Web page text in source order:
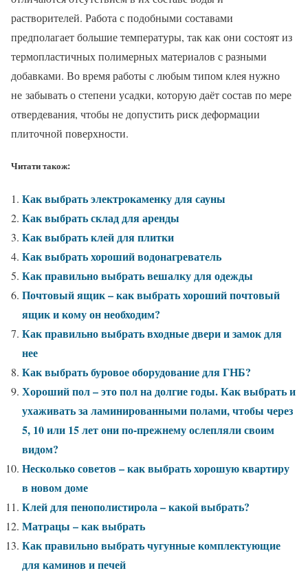
растворителей. Работа с подобными составами
предполагает большие температуры, так как они состоят из
термопластичных полимерных материалов с разными
добавками. Во время работы с любым типом клея нужно
не забывать о степени усадки, которую даёт состав по мере
отвердевания, чтобы не допустить риск деформации
плиточной поверхности.
Читати також:
Как выбрать электрокаменку для сауны
Как выбрать склад для аренды
Как выбрать клей для плитки
Как выбрать хороший водонагреватель
Как правильно выбрать вешалку для одежды
Почтовый ящик – как выбрать хороший почтовый
ящик и кому он необходим?
Как правильно выбрать входные двери и замок для
нее
Как выбрать буровое оборудование для ГНБ?
Хороший пол – это пол на долгие годы. Как выбрать и
ухаживать за ламинированными полами, чтобы через
5, 10 или 15 лет они по-прежнему ослепляли своим
видом?
Несколько советов – как выбрать хорошую квартиру
в новом доме
Клей для пенополистирола – какой выбрать?
Матрацы – как выбрать
Как правильно выбрать чугунные комплектующие
для каминов и печей